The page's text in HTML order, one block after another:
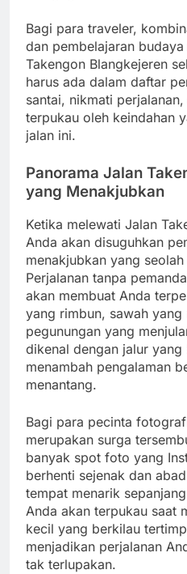
Bagi para traveler,
dan pembelajaran
Takengon Blangkejeren
harus ada dalam daftar
santai, nikmati
terpukau oleh keindahan
jalan ini.
Panorama Jalan
yang Menakjubkan
Ketika melewati Jalan
Anda akan disuguhkan
menakjubkan yang
Perjalanan tanpa
akan membuat Anda
yang rimbun, sawah
pegunungan yang
dikenal dengan jalur
menambah pengalaman
menantang.
Bagi para pecinta
merupakan surga
banyak spot foto yang
berhenti sejenak dan
tempat menarik
Anda akan terpukau saat
kecil yang berkilau
menjadikan perjalanan
tak terlupakan.